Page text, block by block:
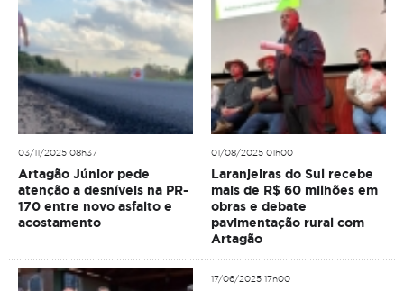
03/11/2025 08h37
Artagão Júnior pede
atenção a desníveis na PR-
170 entre novo asfalto e
acostamento
01/08/2025 01h00
Laranjeiras do Sul recebe
mais de R$ 60 milhões em
obras e debate
pavimentação rural com
Artagão
17/06/2025 17h00